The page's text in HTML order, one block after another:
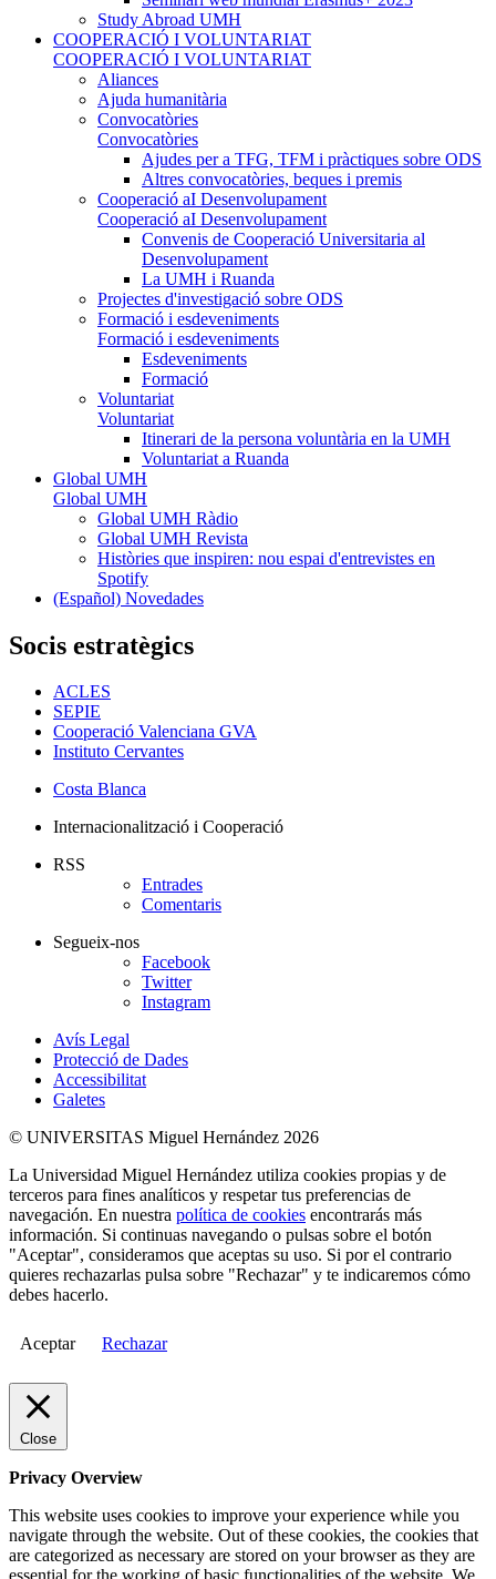
Study Abroad UMH
COOPERACIÓ I VOLUNTARIAT
COOPERACIÓ I VOLUNTARIAT
Aliances
Ajuda humanitària
Convocatòries
Convocatòries
Ajudes per a TFG, TFM i pràctiques sobre ODS
Altres convocatòries, beques i premis
Cooperació aI Desenvolupament
Cooperació aI Desenvolupament
Convenis de Cooperació Universitaria al
Desenvolupament
La UMH i Ruanda
Projectes d'investigació sobre ODS
Formació i esdeveniments
Formació i esdeveniments
Esdeveniments
Formació
Voluntariat
Voluntariat
Itinerari de la persona voluntària en la UMH
Voluntariat a Ruanda
Global UMH
Global UMH
Global UMH Ràdio
Global UMH Revista
Històries que inspiren: nou espai d'entrevistes en
Spotify
(Español) Novedades
Socis estratègics
ACLES
SEPIE
Cooperació Valenciana GVA
Instituto Cervantes
Costa Blanca
Internacionalització i Cooperació
RSS
Entrades
Comentaris
Segueix-nos
Facebook
Twitter
Instagram
Avís Legal
Protecció de Dades
Accessibilitat
Galetes
© UNIVERSITAS Miguel Hernández 2026
La Universidad Miguel Hernández utiliza cookies propias y de
terceros para fines analíticos y respetar tus preferencias de
navegación. En nuestra política de cookies encontrarás más
información. Si continuas navegando o pulsas sobre el botón
"Aceptar", consideramos que aceptas su uso. Si por el contrario
quieres rechazarlas pulsa sobre "Rechazar" y te indicaremos cómo
debes hacerlo.
Aceptar Rechazar
Close
Privacy Overview
This website uses cookies to improve your experience while you
navigate through the website. Out of these cookies, the cookies that
are categorized as necessary are stored on your browser as they are